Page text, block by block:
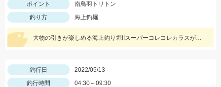
ポイント
南鳥羽トリトン
釣り方
海上釣堀
大物の引きが楽しめる海上釣り堀!!スーパーコレコレカラスが絶好調♪エサを使い分けて釣果を伸ばしました。
釣行日
2022/05/13
釣行時間
04:30～09:30